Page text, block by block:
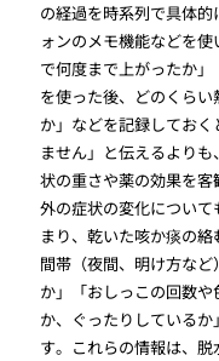
の経過を時系列で具体
ォンのメモ機能などを
で何度まで上がったか
を使った後、どのくら
か」などを記録してお
ません」と伝えるより
状の重さや薬の効果を
外の症状の変化につい
まり、乾いた咳か痰の
間帯（夜間、明け方な
か」「おしっこの回数
か、ぐったりしている
す。これらの情報は、